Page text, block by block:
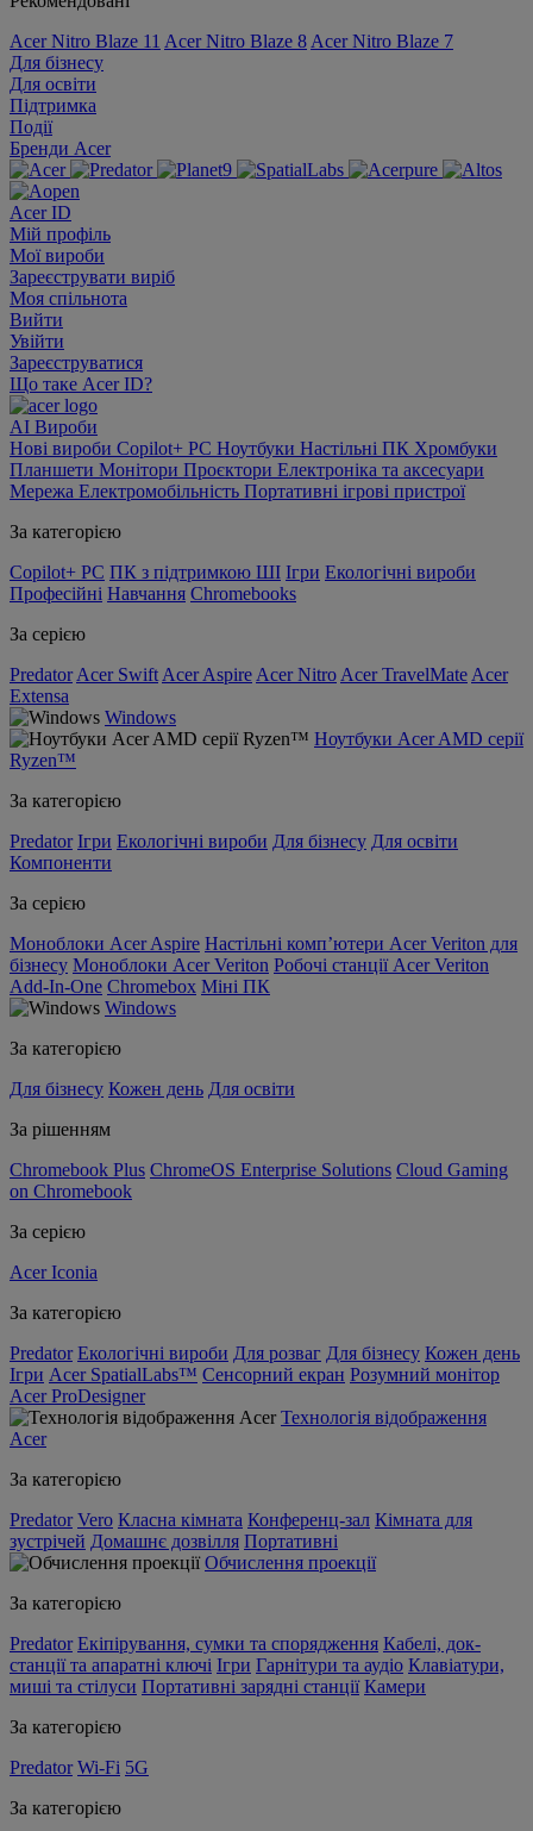
Acer Nitro Blaze 11 Acer Nitro Blaze 8 Acer Nitro Blaze 7
Для бізнесу
Для освіти
Підтримка
Події
Бренди Acer
Acer ID
Мій профіль
Мої вироби
Зареєструвати виріб
Моя спільнота
Вийти
Увійти
Зареєструватися
Що таке Acer ID?
AI Вироби
Нові вироби Copilot+ PC Ноутбуки Настільні ПК Хромбуки
Планшети Монітори Проєктори Електроніка та аксесуари
Мережа Електромобільність Портативні ігрові пристрої
За категорією
Copilot+ PC ПК з підтримкою ШІ Ігри Екологічні вироби
Професійні Навчання Chromebooks
За серією
Predator Acer Swift Acer Aspire Acer Nitro Acer TravelMate Acer
Extensa
Windows
Ноутбуки Acer AMD серії
Ryzen™
За категорією
Predator Ігри Екологічні вироби Для бізнесу Для освіти
Компоненти
За серією
Моноблоки Acer Aspire Настільні комп’ютери Acer Veriton для
бізнесу Моноблоки Acer Veriton Робочі станції Acer Veriton
Add-In-One Chromebox Міні ПК
Windows
За категорією
Для бізнесу Кожен день Для освіти
За рішенням
Chromebook Plus ChromeOS Enterprise Solutions Cloud Gaming
on Chromebook
За серією
Acer Iconia
За категорією
Predator Екологічні вироби Для розваг Для бізнесу Кожен день
Ігри Acer SpatialLabs™ Сенсорний екран Розумний монітор
Acer ProDesigner
Технологія відображення
Acer
За категорією
Predator Vero Класна кімната Конференц-зал Кімната для
зустрічей Домашнє дозвілля Портативні
Обчислення проекції
За категорією
Predator Екіпірування, сумки та спорядження Кабелі, док-
станції та апаратні ключі Ігри Гарнітури та аудіо Клавіатури,
миші та стілуси Портативні зарядні станції Камери
За категорією
Predator Wi-Fi 5G
За категорією